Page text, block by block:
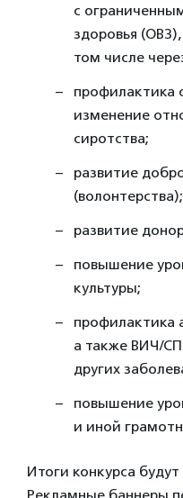
с
здоровья
том числе
профилактика
изменение
сиротства;
развитие
(волонтерства);
развитие
повышение
культуры;
профилактика
а также ВИЧ/
других
повышение
и иной
Итоги конкурса
Рекламные баннеры